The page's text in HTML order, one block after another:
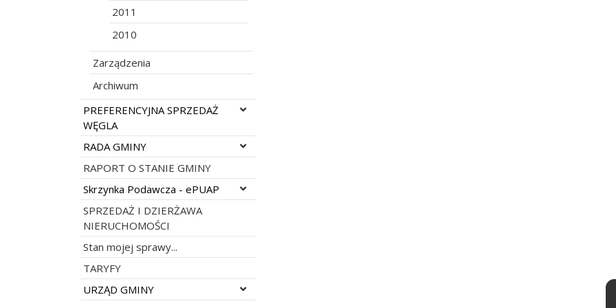
2011
2010
Zarządzenia
Archiwum
Rozwiń menu
PREFERENCYJNA SPRZEDAŻ
WĘGLA
Rozwiń menu
RADA GMINY
RAPORT O STANIE GMINY
Rozwiń menu
Skrzynka Podawcza - ePUAP
SPRZEDAŻ I DZIERŻAWA
NIERUCHOMOŚCI
Stan mojej sprawy...
TARYFY
Rozwiń menu
URZĄD GMINY